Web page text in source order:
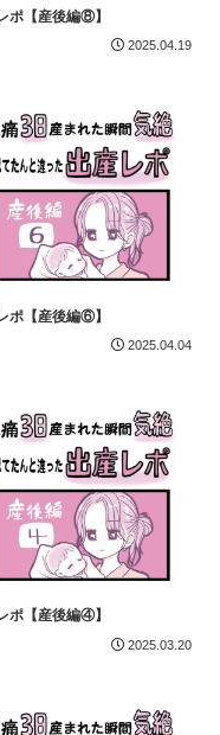
ポ【産後編⑧】
2025.04.19
ポ【産後編⑥】
2025.04.04
ポ【産後編④】
2025.03.20